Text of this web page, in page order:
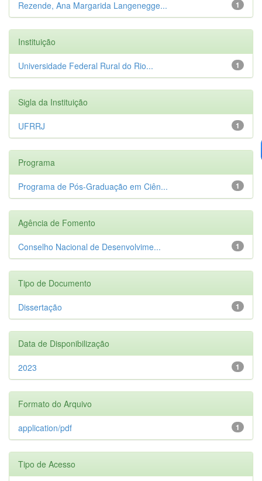
1
Rezende, Ana Margarida Langenegge...
Instituição
1
Universidade Federal Rural do Rio...
Sigla da Instituição
1
UFRRJ
Programa
1
Programa de Pós-Graduação em Ciên...
Agência de Fomento
1
Conselho Nacional de Desenvolvime...
Tipo de Documento
1
Dissertação
Data de Disponibilização
1
2023
Formato do Arquivo
1
application/pdf
Tipo de Acesso